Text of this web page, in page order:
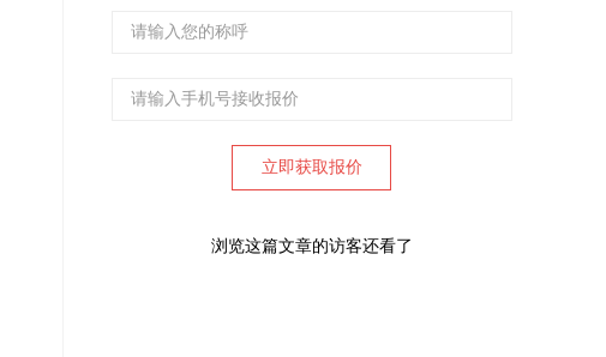
浏览这篇文章的访客还看了